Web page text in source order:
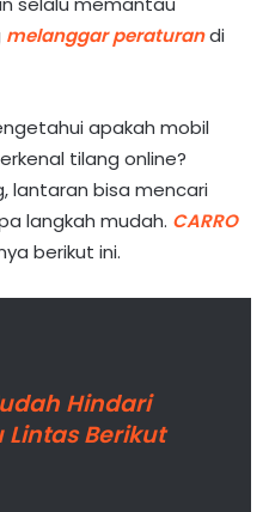
melanggar peraturandi
apakah mobil
tilang online?
lantaran bisa mencari
langkah mudah. CARRO
berikut ini.
Hindari
Lintas Berikut